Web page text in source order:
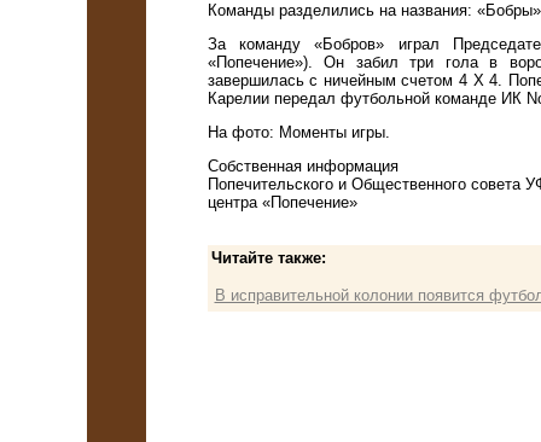
Команды разделились на названия:
За команду «Бобров» играл
«Попечение»). Он забил три гола в
завершилась с ничейным счетом 4 Х 4.
Карелии передал футбольной команде ИК
На фото: Моменты игры.
Собственная информация
Попечительского и Общественного совета
центра «Попечение»
Читайте также:
В исправительной колонии появится